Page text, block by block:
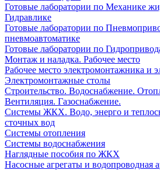
Готовые лаборатории по Механике
Гидравлике
Готовые лаборатории по
пневмоавтоматике
Готовые лаборатории по
Монтаж и наладка. Рабочее место
Рабочее место электромонтажника и
Электромонтажные столы
Строительство. Водоснабжение.
Вентиляция. Газоснабжение.
Системы ЖКХ. Водо, энерго и
сточных вод
Системы отопления
Системы водоснабжения
Наглядные пособия по ЖКХ
Насосные агрегаты и водопроводная